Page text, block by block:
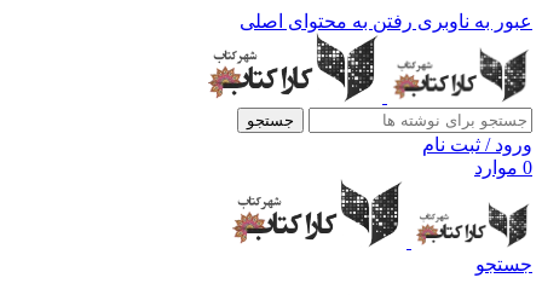
عبور به ناوبری رفتن به محتوای اصلی
جستجو
ورود / ثبت نام
0 موارد
جستجو